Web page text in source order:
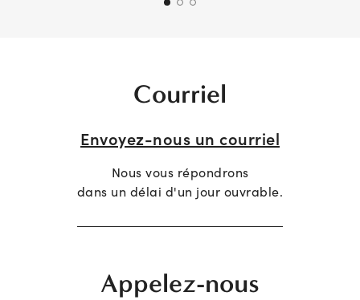
Courriel
Envoyez-nous un courriel
Nous vous répondrons
dans un délai d'un jour ouvrable.
Appelez-nous